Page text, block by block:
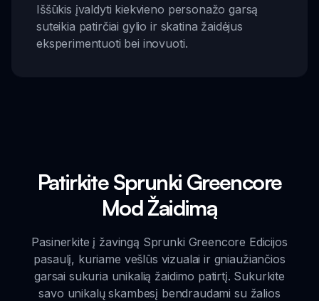
Iššūkis įvaldyti kiekvieno personažo garsą
suteikia patirčiai gylio ir skatina žaidėjus
eksperimentuoti bei inovuoti.
Patirkite Sprunki Greencore
Mod Žaidimą
Pasinerkite į žavingą Sprunki Greencore Edicijos
pasaulį, kuriame vešlūs vizualai ir gniaužiančios
garsai sukuria unikalią žaidimo patirtį. Sukurkite
savo unikalų skambesį bendraudami su žalios